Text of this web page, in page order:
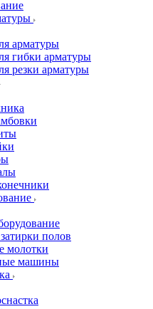
арматуры
гибки арматуры
резки арматуры
полов
молотки
машины